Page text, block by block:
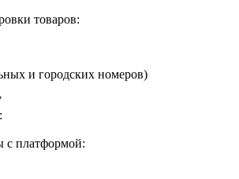
товаров:
и городских номеров)
с платформой: